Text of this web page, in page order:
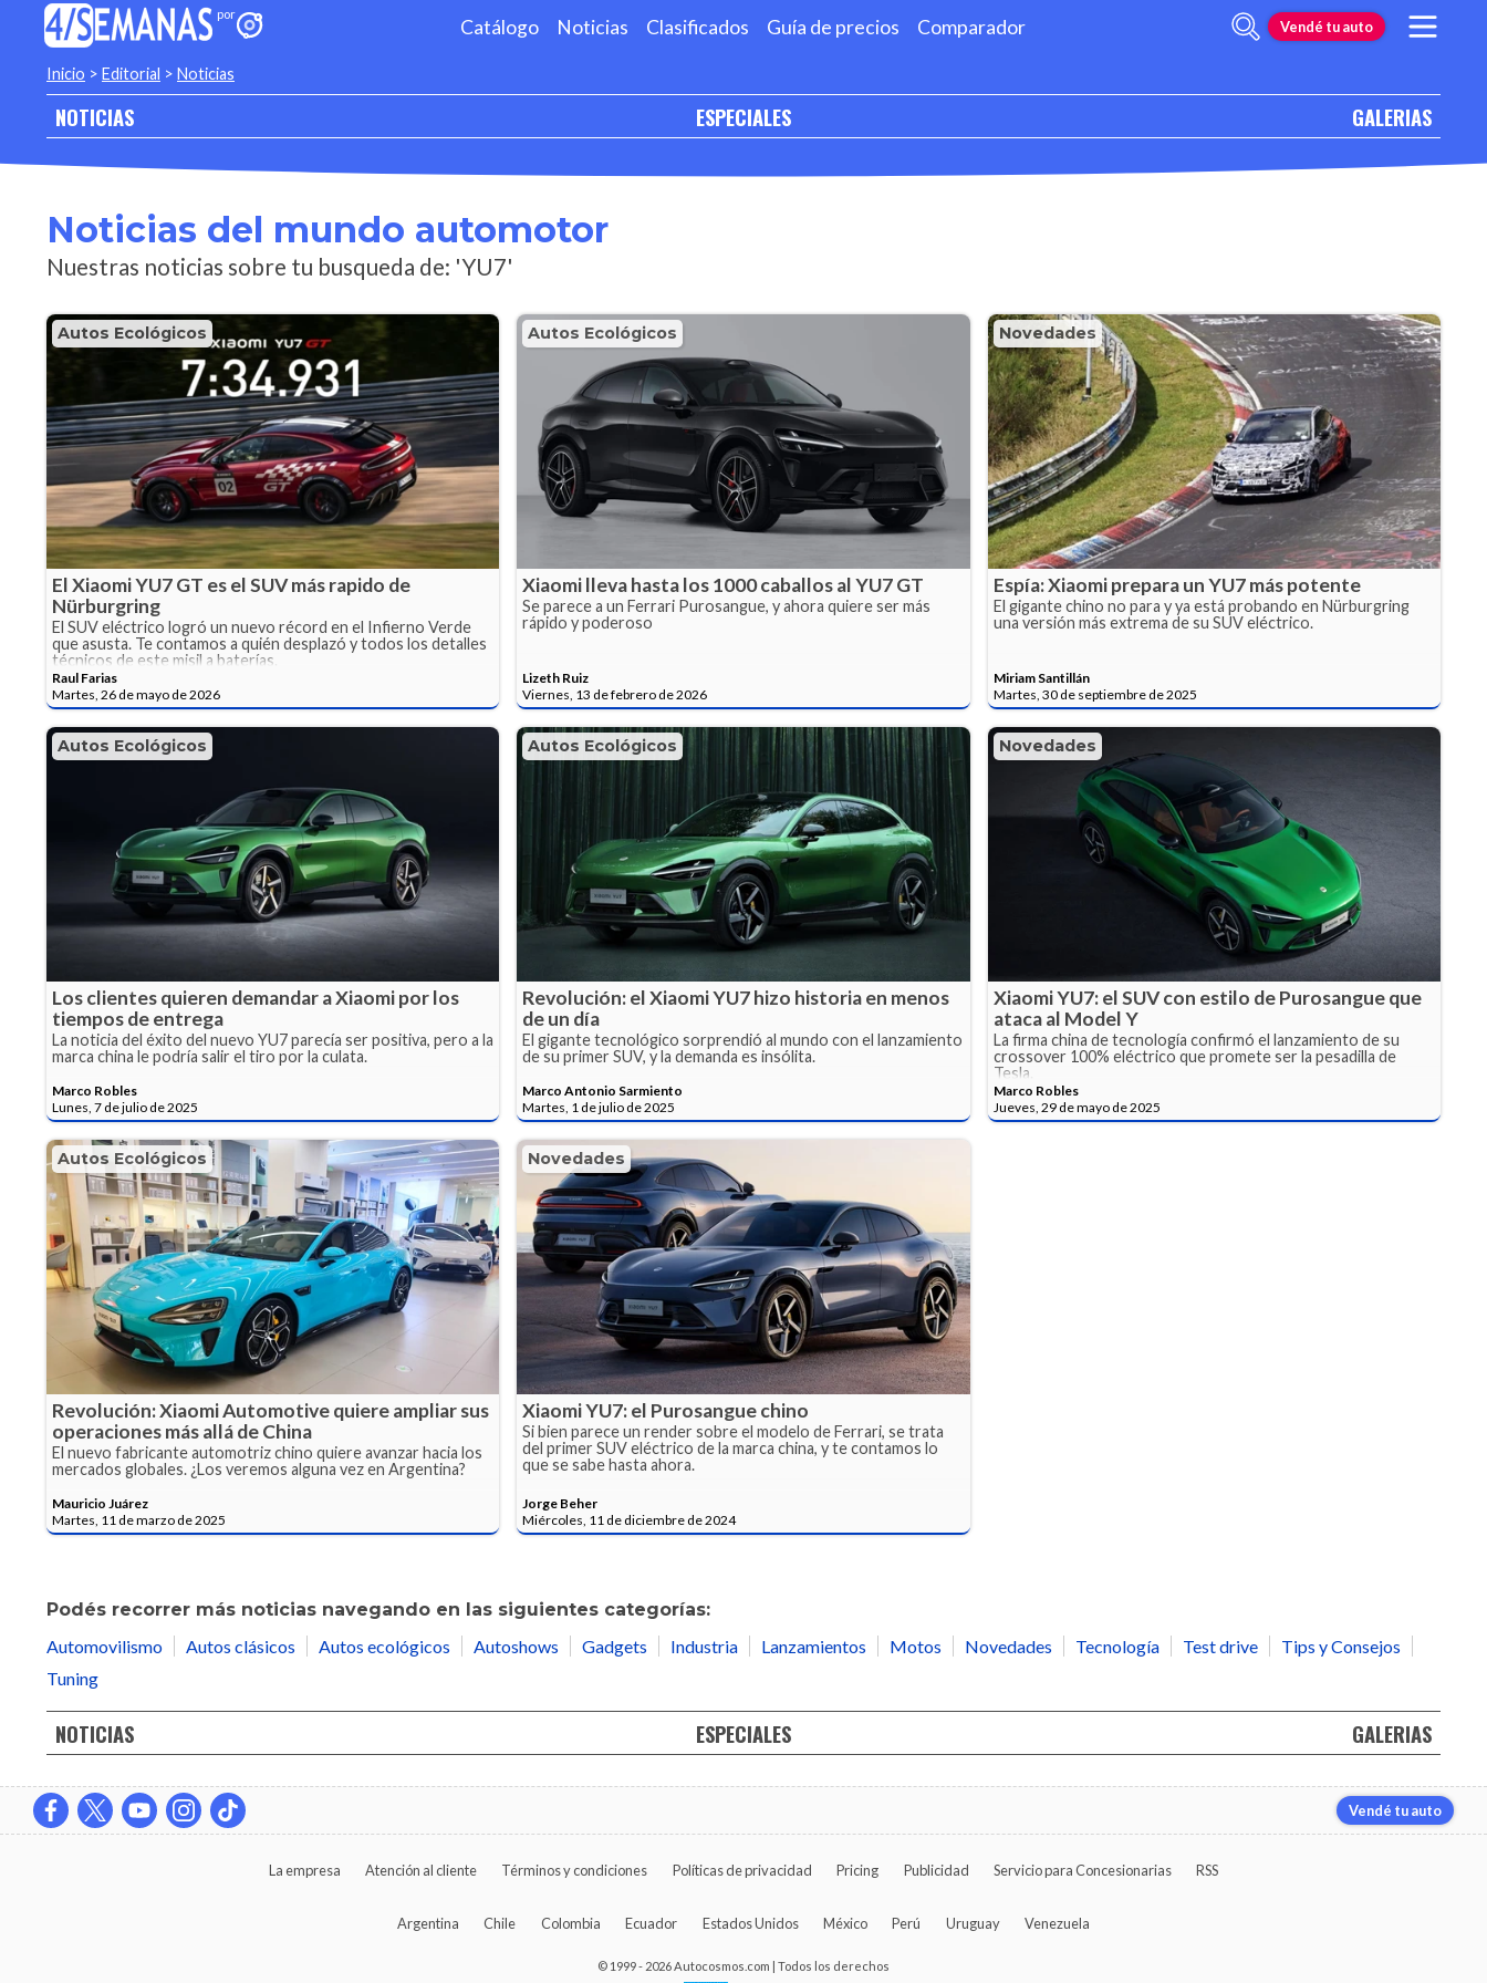
Catálogo Noticias Clasificados Guía de precios Comparador Vendé tu auto
Inicio > Editorial > Noticias
NOTICIAS ESPECIALES GALERIAS
Noticias del mundo automotor
Nuestras noticias sobre tu busqueda de: 'YU7'
Autos Ecológicos
El Xiaomi YU7 GT es el SUV más rapido de
Nürburgring
El SUV eléctrico logró un nuevo récord en el Infierno Verde
que asusta. Te contamos a quién desplazó y todos los detalles
técnicos de este misil a baterías.
Raul Farias
Martes, 26 de mayo de 2026
Autos Ecológicos
Xiaomi lleva hasta los 1000 caballos al YU7 GT
Se parece a un Ferrari Purosangue, y ahora quiere ser más
rápido y poderoso
Lizeth Ruiz
Viernes, 13 de febrero de 2026
Novedades
Espía: Xiaomi prepara un YU7 más potente
El gigante chino no para y ya está probando en Nürburgring
una versión más extrema de su SUV eléctrico.
Miriam Santillán
Martes, 30 de septiembre de 2025
Autos Ecológicos
Los clientes quieren demandar a Xiaomi por los
tiempos de entrega
La noticia del éxito del nuevo YU7 parecía ser positiva, pero a la
marca china le podría salir el tiro por la culata.
Marco Robles
Lunes, 7 de julio de 2025
Autos Ecológicos
Revolución: el Xiaomi YU7 hizo historia en menos
de un día
El gigante tecnológico sorprendió al mundo con el lanzamiento
de su primer SUV, y la demanda es insólita.
Marco Antonio Sarmiento
Martes, 1 de julio de 2025
Novedades
Xiaomi YU7: el SUV con estilo de Purosangue que
ataca al Model Y
La firma china de tecnología confirmó el lanzamiento de su
crossover 100% eléctrico que promete ser la pesadilla de
Tesla.
Marco Robles
Jueves, 29 de mayo de 2025
Autos Ecológicos
Revolución: Xiaomi Automotive quiere ampliar sus
operaciones más allá de China
El nuevo fabricante automotriz chino quiere avanzar hacia los
mercados globales. ¿Los veremos alguna vez en Argentina?
Mauricio Juárez
Martes, 11 de marzo de 2025
Novedades
Xiaomi YU7: el Purosangue chino
Si bien parece un render sobre el modelo de Ferrari, se trata
del primer SUV eléctrico de la marca china, y te contamos lo
que se sabe hasta ahora.
Jorge Beher
Miércoles, 11 de diciembre de 2024
Podés recorrer más noticias navegando en las siguientes categorías:
Automovilismo
Autos clásicos Autos ecológicos Autoshows Gadgets Industria Lanzamientos Motos Novedades Tecnología Test drive
Tips y Consejos
Tuning
NOTICIAS ESPECIALES GALERIAS
Vendé tu auto
La empresa Atención al cliente Términos y condiciones Políticas de privacidad Pricing Publicidad Servicio para Concesionarias RSS
Argentina Chile Colombia Ecuador Estados Unidos México Perú Uruguay Venezuela
© 1999 - 2026 Autocosmos.com | Todos los derechos